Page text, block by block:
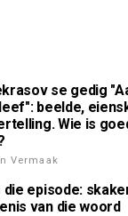
se gedig
beelde,
Wie is
Vermaak
die episode:
van die woord